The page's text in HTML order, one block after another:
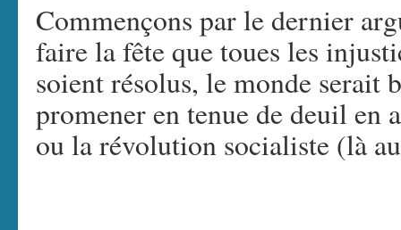
Commençons par le dernier
faire la fête que toues les
soient résolus, le monde serait
promener en tenue de deuil en
ou la révolution socialiste (là